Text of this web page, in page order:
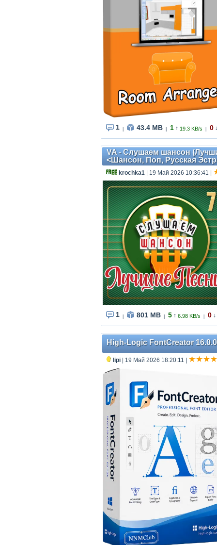
1 43.4 MB 1 ↑ 19.3 KB/s 0
VA - Слушаем шансон
<Шансон, Поп, Русская
krochka1 | 19 Май 2026 10:36:41
1 801 MB 5 ↑ 6.98 KB/s 0 ↓
High-Logic FontCreator
lipi | 19 Май 2026 18:20:11